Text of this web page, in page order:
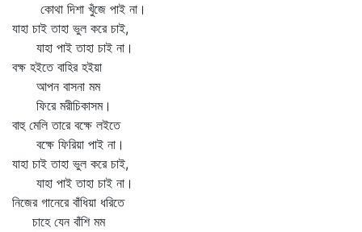
কোথা দিশা খুঁজে পাই না।
যাহা চাই তাহা ভুল করে চাই,
যাহা পাই তাহা চাই না।
বক্ষ হইতে বাহির হইয়া
আপন বাসনা মম
ফিরে মরীচিকাসম।
বাহু মেলি তারে বক্ষে লইতে
বক্ষে ফিরিয়া পাই না।
যাহা চাই তাহা ভুল করে চাই,
যাহা পাই তাহা চাই না।
নিজের গানেরে বাঁধিয়া ধরিতে
চাহে যেন বাঁশি মম